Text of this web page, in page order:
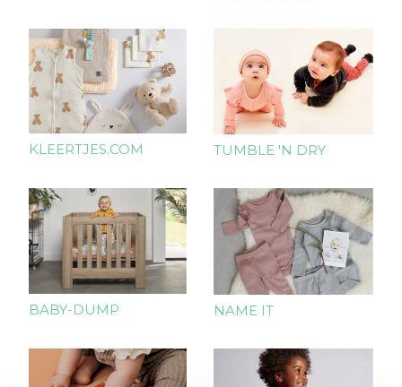
KLEERTJES.COM TUMBLE 'N DRY
BABY-DUMP NAME IT